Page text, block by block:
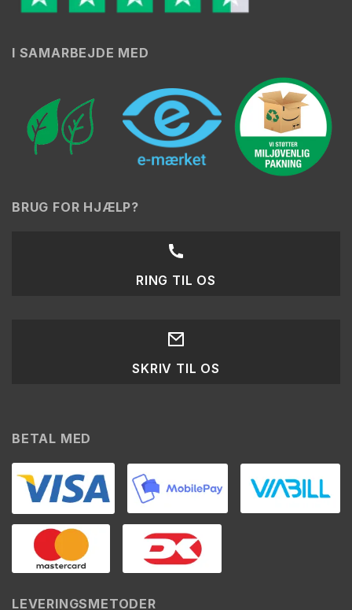
I SAMARBEJDE MED
BRUG FOR HJÆLP?
RING TIL OS
SKRIV TIL OS
BETAL MED
LEVERINGSMETODER